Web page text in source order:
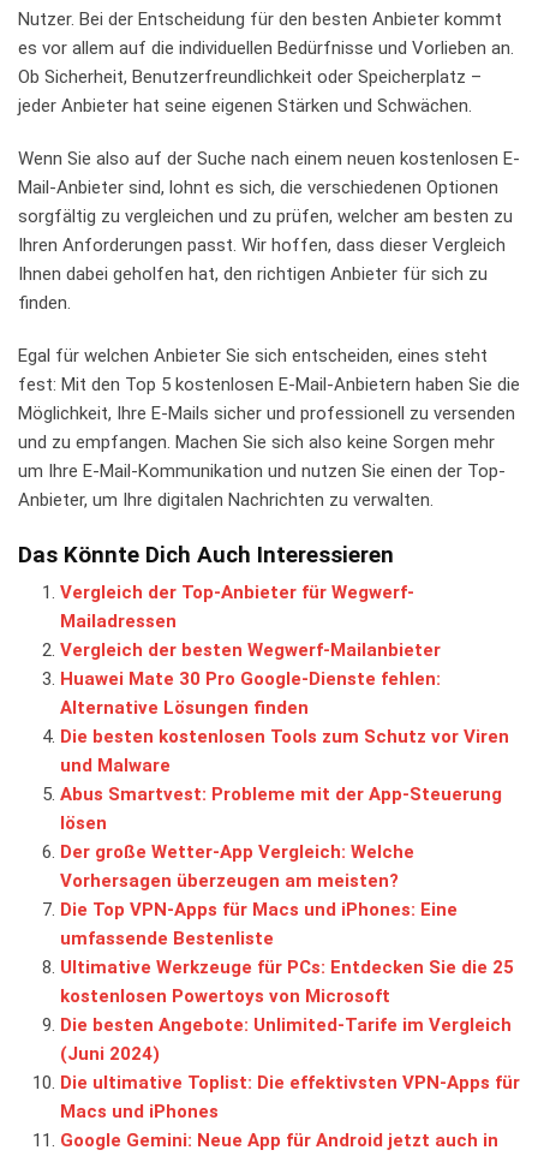
Nutzer. Bei ​der Entscheidung⁣ für‍ den besten Anbieter ⁢kommt
‍es vor⁢ allem auf die individuellen ⁢Bedürfnisse und Vorlieben ⁤an.
Ob Sicherheit, Benutzerfreundlichkeit oder ⁢Speicherplatz –
‌jeder Anbieter hat seine eigenen Stärken und ‌Schwächen.
Wenn⁢ Sie also ‍auf⁤ der Suche nach einem​ neuen kostenlosen E-
Mail-Anbieter sind,⁤ lohnt es sich, die verschiedenen Optionen
⁤sorgfältig zu vergleichen und zu prüfen, welcher am​ besten zu
Ihren Anforderungen passt. Wir hoffen, dass⁣ dieser​ Vergleich
Ihnen dabei geholfen hat, den richtigen⁢ Anbieter für sich zu
finden.
Egal ⁣für welchen⁣ Anbieter‌ Sie sich ​entscheiden, eines steht
‌fest: Mit den Top 5 kostenlosen E-Mail-Anbietern haben⁢ Sie die
Möglichkeit, Ihre E-Mails sicher⁣ und ⁤professionell zu versenden‌
und ​zu empfangen. Machen Sie‍ sich also keine Sorgen mehr
um Ihre ‌E-Mail-Kommunikation und nutzen Sie einen der Top-
Anbieter, um Ihre digitalen Nachrichten ⁤zu ⁤verwalten.
Das Könnte Dich Auch Interessieren
Vergleich der Top-Anbieter für Wegwerf-
Mailadressen
Vergleich der besten Wegwerf-Mailanbieter
Huawei Mate 30 Pro Google-Dienste fehlen:
Alternative Lösungen finden
Die besten kostenlosen Tools zum Schutz vor Viren
und Malware
Abus Smartvest: Probleme mit der App-Steuerung
lösen
Der große Wetter-App Vergleich: Welche
Vorhersagen überzeugen am meisten?
Die Top VPN-Apps für Macs und iPhones: Eine
umfassende Bestenliste
Ultimative Werkzeuge für PCs: Entdecken Sie die 25
kostenlosen Powertoys von Microsoft
Die besten Angebote: Unlimited-Tarife im Vergleich
(Juni 2024)
Die ultimative Toplist: Die effektivsten VPN-Apps für
Macs und iPhones
Google Gemini: Neue App für Android jetzt auch in